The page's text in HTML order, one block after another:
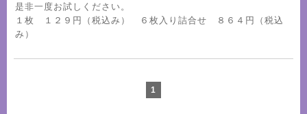
是非一度お試しください。
１枚 １２９円（税込み） ６枚入り詰合せ ８６４円（税込
み）
1